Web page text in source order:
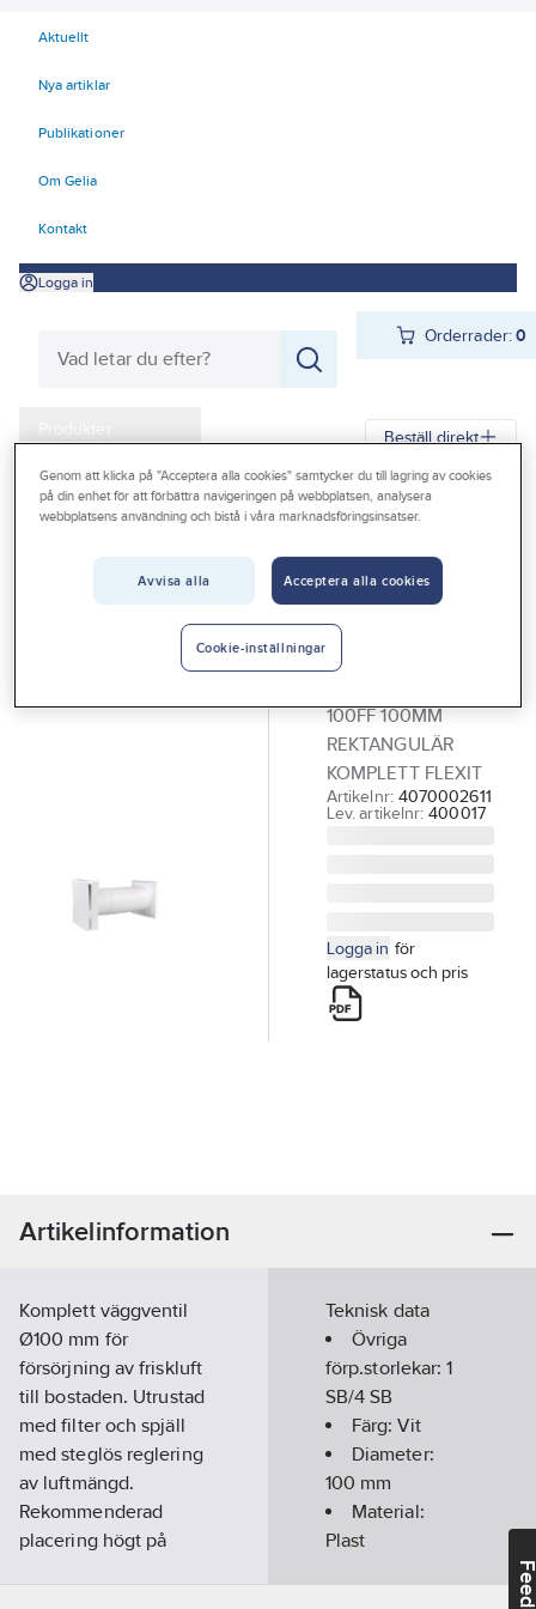
Aktuellt
Nya artiklar
Publikationer
Om Gelia
Kontakt
Logga in
Orderrader:0
Produkter
Kampanjer
Outlet
Beställ direkt
Gelia Produkter Gelia Ventilation
Ventilationssystem
Friskluftsventil
100FF, Flexit
100FF 100MM
REKTANGULÄR
KOMPLETT FLEXIT
Artikelnr: 4070002611
Lev. artikelnr: 400017
Logga in för
lagerstatus och pris
Artikelinformation
Komplett väggventil
Ø100 mm för
försörjning av friskluft
till bostaden. Utrustad
med filter och spjäll
med steglös reglering
av luftmängd.
Rekommenderad
placering högt på
Teknisk data
Övriga
förp.storlekar:1
SB/4 SB
Färg:Vit
Diameter:
100 mm
Material:
Plast
Genom att klicka på "Acceptera alla cookies" samtycker du till lagring av cookies
på din enhet för att förbättra navigeringen på webbplatsen, analysera
webbplatsens användning och bistå i våra marknadsföringsinsatser.
Avvisa alla Acceptera alla cookies
Cookie-inställningar